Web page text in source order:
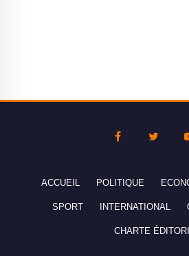
ACCUEIL POLITIQUE
SPORT INTERNATIONAL
CHARTE